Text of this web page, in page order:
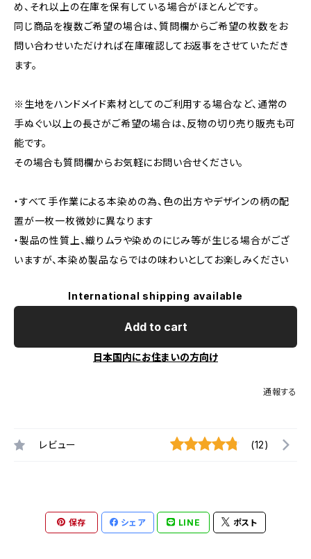
め、それ以上の在庫を保有している場合がほとんどです。
同じ商品を複数ご希望の場合は、質問欄からご希望の枚数をお
問い合わせいただければ在庫確認してお返事をさせていただき
ます。
※生地をハンドメイド素材としてのご利用する場合など、通常の
手ぬぐい以上の長さがご希望の場合は、反物の切り売り販売も可
能です。
その場合も質問欄からお気軽にお問い合せください。
・すべて手作業による本染めの為、色の出方やデザインの柄の配
置が一枚一枚微妙に異なります
・製品の性質上、織りムラや染めのにじみ等が生じる場合がござ
いますが、本染め製品ならではの味わいとしてお楽しみください
International shipping available
Add to cart
日本国内にお住まいの方向け
通報する
レビュー (12)
保存 シェア LINE ポスト